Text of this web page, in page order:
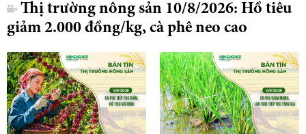
Thị trường nông sản 10/8/2026: Hồ tiêu
giảm 2.000 đồng/kg, cà phê neo cao